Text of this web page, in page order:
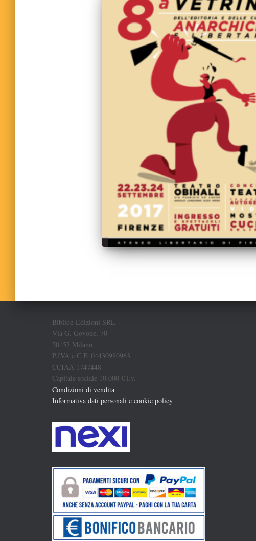
Biblion Edizioni SRL
Via G. Govone, 70
20155 Milano
P.IVA e C.F. 04430980963
CCIAA 1747448
Capitale sociale 10.000 € i.v.
Condizioni di vendita
Informativa dati personali e cookie policy